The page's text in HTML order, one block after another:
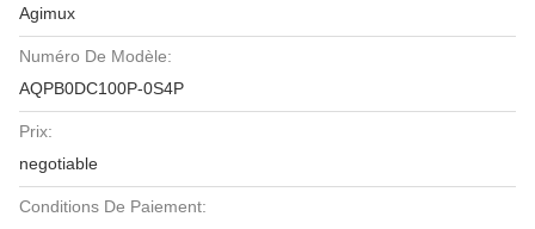
Agimux
Numéro De Modèle:
AQPB0DC100P-0S4P
Prix:
negotiable
Conditions De Paiement: